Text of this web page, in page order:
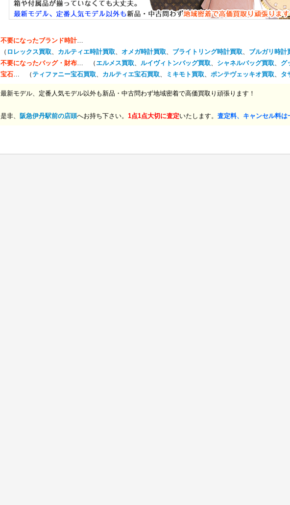
不要になったブランド時計…
（ ロレックス買取、 カルティエ時計買取、 オメガ時計買取、 ブライトリング時計買取、 ブルガリ時計
不要になったバッグ・財布… （ エルメス買取、 ルイヴィトンバッグ買取、 シャネルバッグ買取、 グ
宝石… （ティファニー宝石買取、 カルティエ宝石買取、 ミキモト買取、 ポンテヴェッキオ買取、 タ
最新モデル、定番人気モデル以外も新品・中古問わず地域密着で高価買取り頑張ります！
是非、 阪急伊丹駅前の店頭へお持ち下さい。 1点1点大切に査定いたします。 査定料、キャンセル料は